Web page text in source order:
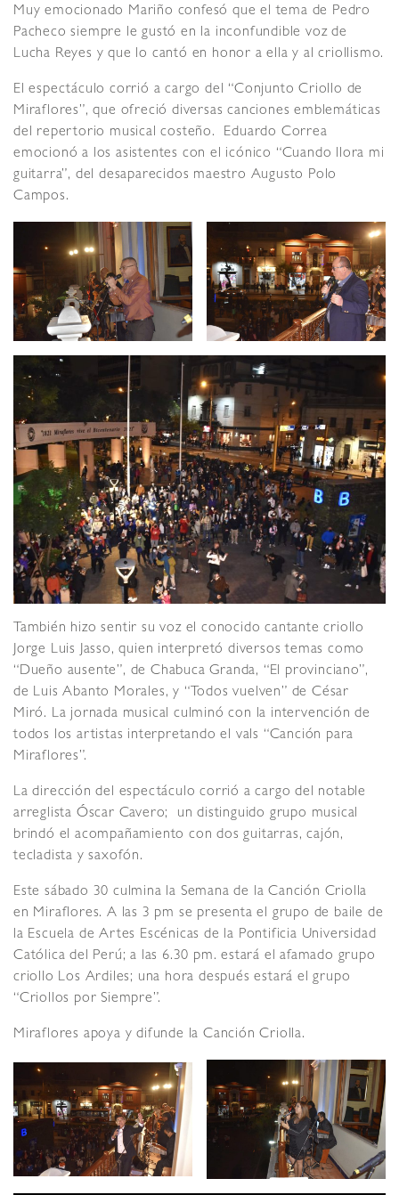
Muy emocionado Mariño confesó que el tema de Pedro
Pacheco siempre le gustó en la inconfundible voz de
Lucha Reyes y que lo cantó en honor a ella y al criollismo.
El espectáculo corrió a cargo del “Conjunto Criollo de
Miraflores”, que ofreció diversas canciones emblemáticas
del repertorio musical costeño. Eduardo Correa
emocionó a los asistentes con el icónico “Cuando llora mi
guitarra”, del desaparecidos maestro Augusto Polo
Campos.
También hizo sentir su voz el conocido cantante criollo
Jorge Luis Jasso, quien interpretó diversos temas como
“Dueño ausente”, de Chabuca Granda, “El provinciano”,
de Luis Abanto Morales, y “Todos vuelven” de César
Miró. La jornada musical culminó con la intervención de
todos los artistas interpretando el vals “Canción para
Miraflores”.
La dirección del espectáculo corrió a cargo del notable
arreglista Óscar Cavero; un distinguido grupo musical
brindó el acompañamiento con dos guitarras, cajón,
tecladista y saxofón.
Este sábado 30 culmina la Semana de la Canción Criolla
en Miraflores. A las 3 pm se presenta el grupo de baile de
la Escuela de Artes Escénicas de la Pontificia Universidad
Católica del Perú; a las 6.30 pm. estará el afamado grupo
criollo Los Ardiles; una hora después estará el grupo
“Criollos por Siempre”.
Miraflores apoya y difunde la Canción Criolla.